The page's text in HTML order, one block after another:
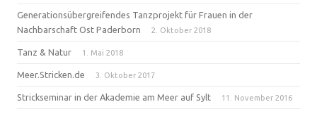
Generationsübergreifendes Tanzprojekt für Frauen in der
Nachbarschaft Ost Paderborn
2. Oktober 2018
Tanz & Natur 1. Mai 2018
Meer.Stricken.de 3. Oktober 2017
Strickseminar in der Akademie am Meer auf Sylt 11. November 2016